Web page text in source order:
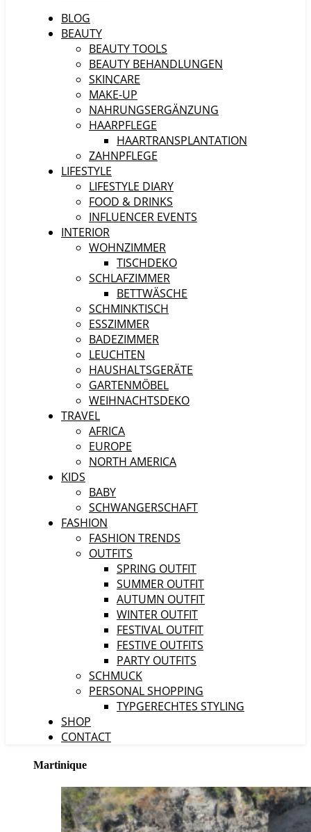
BLOG
BEAUTY
BEAUTY TOOLS
BEAUTY BEHANDLUNGEN
SKINCARE
MAKE-UP
NAHRUNGSERGÄNZUNG
HAARPFLEGE
HAARTRANSPLANTATION
ZAHNPFLEGE
LIFESTYLE
LIFESTYLE DIARY
FOOD & DRINKS
INFLUENCER EVENTS
INTERIOR
WOHNZIMMER
TISCHDEKO
SCHLAFZIMMER
BETTWÄSCHE
SCHMINKTISCH
ESSZIMMER
BADEZIMMER
LEUCHTEN
HAUSHALTSGERÄTE
GARTENMÖBEL
WEIHNACHTSDEKO
TRAVEL
AFRICA
EUROPE
NORTH AMERICA
KIDS
BABY
SCHWANGERSCHAFT
FASHION
FASHION TRENDS
OUTFITS
SPRING OUTFIT
SUMMER OUTFIT
AUTUMN OUTFIT
WINTER OUTFIT
FESTIVAL OUTFIT
FESTIVE OUTFITS
PARTY OUTFITS
SCHMUCK
PERSONAL SHOPPING
TYPGERECHTES STYLING
SHOP
CONTACT
Martinique